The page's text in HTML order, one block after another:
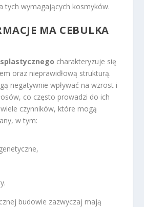
tych wymagających kosmyków.
MA CEBULKA
charakteryzuje się
oraz nieprawidłową strukturą.
negatywnie wpływać na wzrost i
co często prowadzi do ich
czynników, które mogą
w tym:
budowie zazwyczaj mają